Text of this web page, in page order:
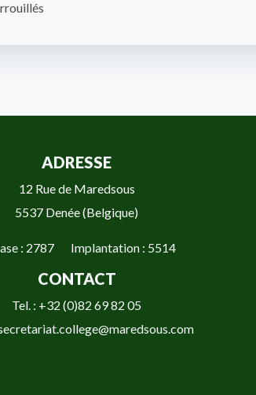
ADRESSE
12 Rue de Maredsous
5537 Denée (Belgique)
: 2787 Implantation : 5514
CONTACT
Tel. : +32 (0)82 69 82 05